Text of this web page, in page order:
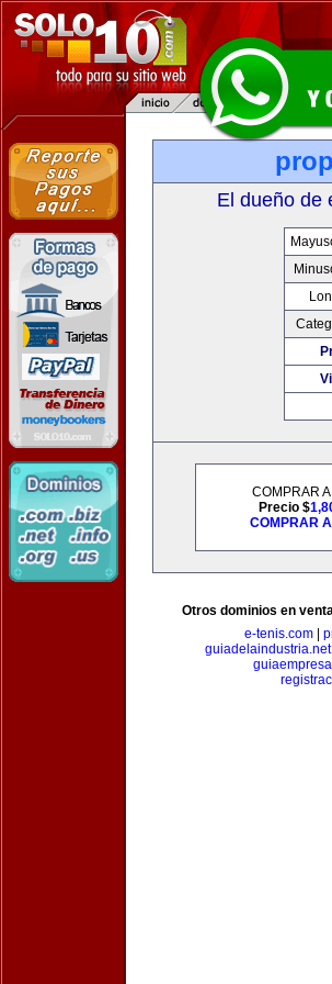
El dueño de
COMPRAR
Precio $
COMPRAR
Otros dominios en
e-tenis.com
guiadelaindustria.net